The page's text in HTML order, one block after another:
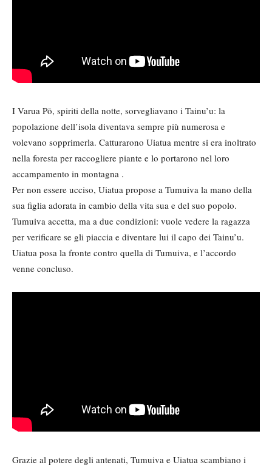
I Varua Pō, spiriti della notte, sorvegliavano i Tainu’u: la
popolazione dell’isola diventava sempre più numerosa e
volevano sopprimerla. Catturarono Uiatua mentre si era inoltrato
nella foresta per raccogliere piante e lo portarono nel loro
accampamento in montagna .
Per non essere ucciso, Uiatua propose a Tumuiva la mano della
sua figlia adorata in cambio della vita sua e del suo popolo.
Tumuiva accetta, ma a due condizioni: vuole vedere la ragazza
per verificare se gli piaccia e diventare lui il capo dei Tainu’u.
Uiatua posa la fronte contro quella di Tumuiva, e l’accordo
venne concluso.
Grazie al potere degli antenati, Tumuiva e Uiatua scambiano i